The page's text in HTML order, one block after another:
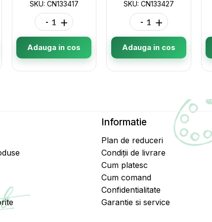
SKU: CN133417
- +
Adauga in cos
SKU: CN133427
- +
Adauga in cos
Informatie
Plan de reduceri
Condiții de livrare
Cum platesc
Cum comand
Confidentialitate
Garantie si service